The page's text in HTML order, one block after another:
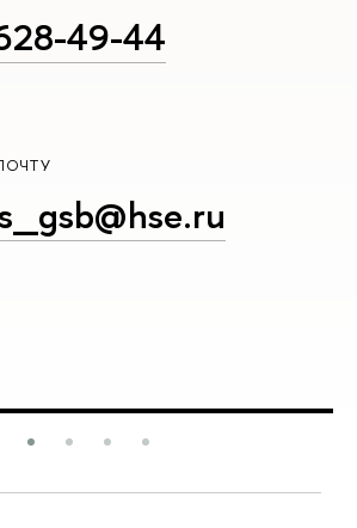
49-44